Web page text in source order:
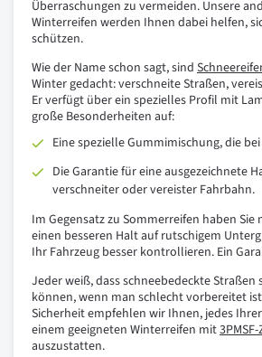
Überraschungen zu vermeiden. Unsere
Winterreifen werden Ihnen dabei helfen,
schützen.
Wie der Name schon sagt, sind
Winter gedacht: verschneite Straßen,
Er verfügt über ein spezielles Profil mit
große Besonderheiten auf:
Eine spezielle Gummimischung, die
Die Garantie für eine ausgezeichnete
verschneiter oder vereister Fahrbahn.
Im Gegensatz zu Sommerreifen haben Sie
einen besseren Halt auf rutschigem
Ihr Fahrzeug besser kontrollieren. Ein
Jeder weiß, dass schneebedeckte Straßen
können, wenn man schlecht vorbereitet
Sicherheit empfehlen wir Ihnen, jedes
einem geeigneten Winterreifen mit
auszustatten.